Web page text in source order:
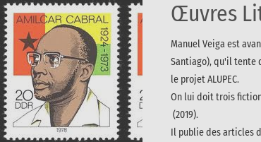
Œuvres
Manuel Veiga est
Santiago), qu'il tente
le projet ALUPEC.
On lui doit trois
(2019).
Il publie des articles